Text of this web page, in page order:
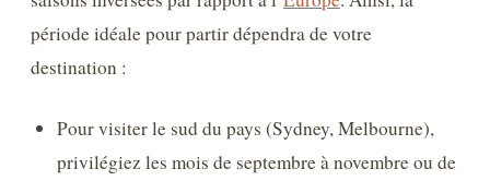
période idéale pour partir dépendra de votre
destination :
Pour visiter le sud du pays (Sydney, Melbourne),
privilégiez les mois de septembre à novembre ou de